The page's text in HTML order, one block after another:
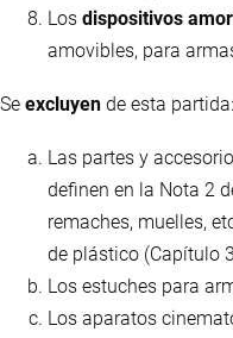
Los dispositivos
amovibles, para
Se excluyen de esta partida:
Las partes y
definen en la Nota 2
remaches, muelles,
de plástico (Capítulo
Los estuches para
Los aparatos